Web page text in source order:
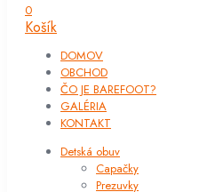
0
Košík
DOMOV
OBCHOD
ČO JE BAREFOOT?
GALÉRIA
KONTAKT
Detská obuv
Capačky
Prezuvky